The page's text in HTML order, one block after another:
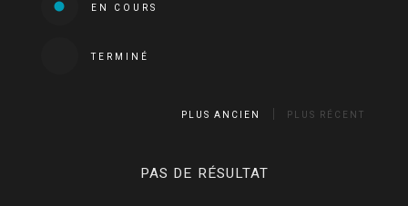
EN COURS
TERMINÉ
PLUS ANCIEN PLUS RÉCENT
PAS DE RÉSULTAT